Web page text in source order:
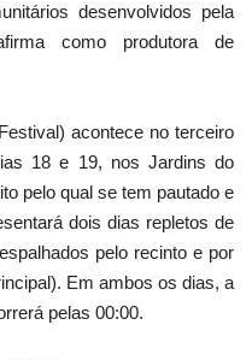
desenvolvidos pela
como produtora de
acontece no terceiro
18 e 19, nos Jardins do
pelo qual se tem pautado e
dois dias repletos de
pelo recinto e por
Em ambos os dias, a
pelas 00:00.